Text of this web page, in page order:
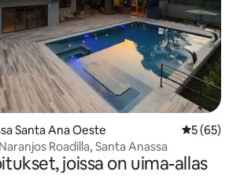
Santa Ana Oeste
5 (65)
Roadilla, Santa Anassa
joissa on uima-allas